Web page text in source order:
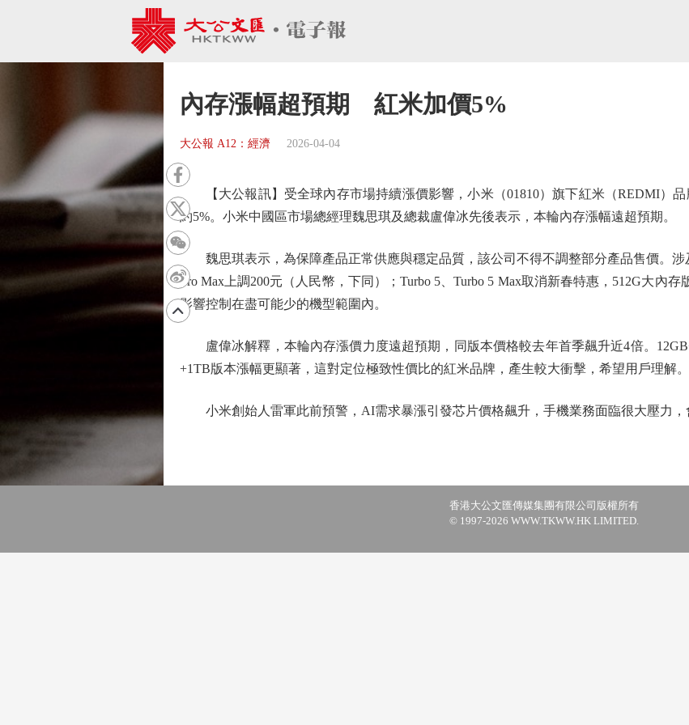
內存漲幅超預期 紅米加價5%
大公報 A12：經濟 2026-04-04
【大公報訊】受全球內存市場持續漲價影響，小米（01810）旗下紅米（REDMI）品
約5%。小米中國區市場總經理魏思琪及總裁盧偉冰先後表示，本輪內存漲幅遠超預期。
魏思琪表示，為保障產品正常供應與穩定品質，該公司不得不調整部分產品售價。涉
Pro Max上調200元（人民幣，下同）；Turbo 5、Turbo 5 Max取消新春特惠，512G大內
影響控制在盡可能少的機型範圍內。
盧偉冰解釋，本輪內存漲價力度遠超預期，同版本價格較去年首季飆升近4倍。
+1TB版本漲幅更顯著，這對定位極致性價比的紅米品牌，產生較大衝擊，希望用戶理解。
小米創始人雷軍此前預警，AI需求暴漲引發芯片價格飆升，手機業務面臨很大壓力，
香港大公文匯傳媒集團有限公司版權所有
© 1997-2026 WWW.TKWW.HK LIMITED.